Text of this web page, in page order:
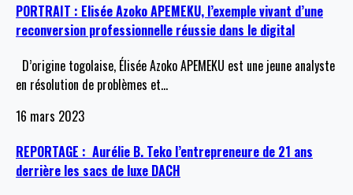
PORTRAIT : Elisée Azoko APEMEKU, l’exemple vivant d’une
reconversion professionnelle réussie dans le digital
D’origine togolaise, Élisée Azoko APEMEKU est une jeune analyste
en résolution de problèmes et…
16 mars 2023
REPORTAGE : Aurélie B. Teko l’entrepreneure de 21 ans
derrière les sacs de luxe DACH